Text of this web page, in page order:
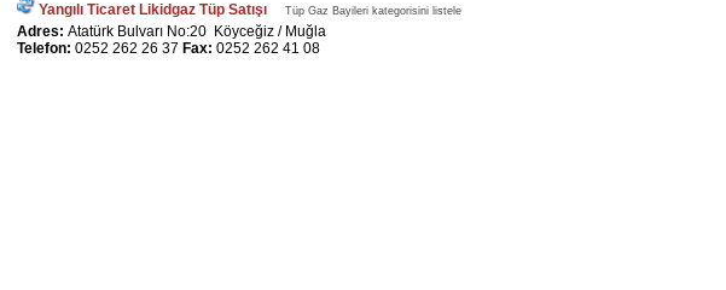
Yangılı Ticaret Likidgaz Tüp Satışı Tüp Gaz Bayileri kategorisini listele
Adres: Atatürk Bulvarı No:20 Köyceğiz / Muğla
Telefon: 0252 262 26 37 Fax: 0252 262 41 08